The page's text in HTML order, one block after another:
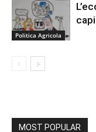
Politica Agricola
MOST POPULAR